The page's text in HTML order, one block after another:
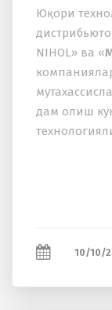
Юқори
NIHOL» ва «
дам олиш
10/10/